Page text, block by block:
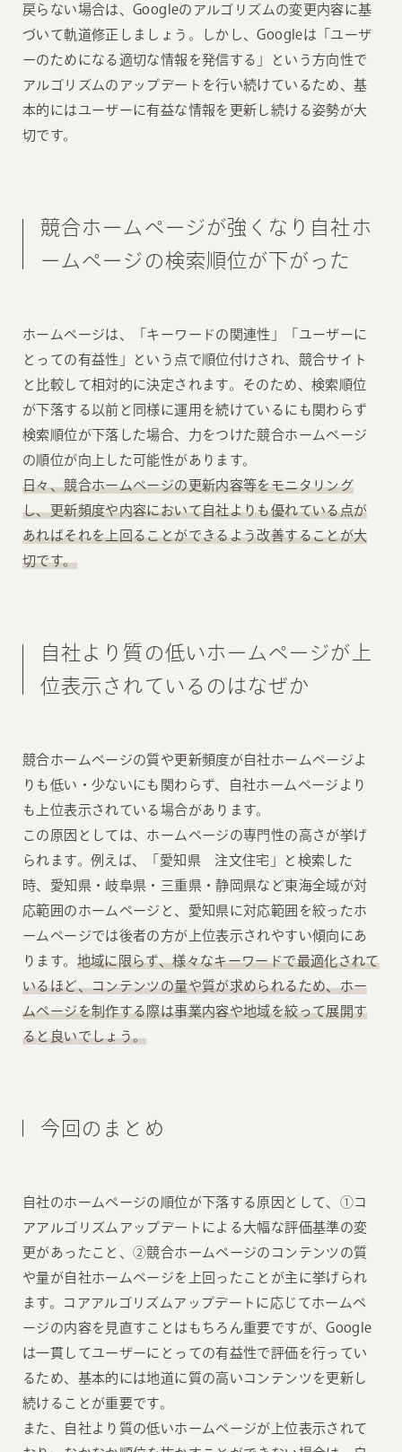
戻らない場合は、Googleのアルゴリズムの変更内容に基
づいて軌道修正しましょう。しかし、Googleは「ユーザ
ーのためになる適切な情報を発信する」という方向性で
アルゴリズムのアップデートを行い続けているため、基
本的にはユーザーに有益な情報を更新し続ける姿勢が大
切です。
競合ホームページが強くなり自社ホ
ームページの検索順位が下がった
ホームページは、「キーワードの関連性」「ユーザーに
とっての有益性」という点で順位付けされ、競合サイト
と比較して相対的に決定されます。そのため、検索順位
が下落する以前と同様に運用を続けているにも関わらず
検索順位が下落した場合、力をつけた競合ホームページ
の順位が向上した可能性があります。
日々、競合ホームページの更新内容等をモニタリング
し、更新頻度や内容において自社よりも優れている点が
あればそれを上回ることができるよう改善することが大
切です。
自社より質の低いホームページが上
位表示されているのはなぜか
競合ホームページの質や更新頻度が自社ホームページよ
りも低い・少ないにも関わらず、自社ホームページより
も上位表示されている場合があります。
この原因としては、ホームページの専門性の高さが挙げ
られます。例えば、「愛知県 注文住宅」と検索した
時、愛知県・岐阜県・三重県・静岡県など東海全域が対
応範囲のホームページと、愛知県に対応範囲を絞ったホ
ームページでは後者の方が上位表示されやすい傾向にあ
ります。 地域に限らず、様々なキーワードで最適化されて
いるほど、コンテンツの量や質が求められるため、ホー
ムページを制作する際は事業内容や地域を絞って展開す
ると良いでしょう。
今回のまとめ
自社のホームページの順位が下落する原因として、①コ
アアルゴリズムアップデートによる大幅な評価基準の変
更があったこと、②競合ホームページのコンテンツの質
や量が自社ホームページを上回ったことが主に挙げられ
ます。コアアルゴリズムアップデートに応じてホームペ
ージの内容を見直すことはもちろん重要ですが、Google
は一貫してユーザーにとっての有益性で評価を行ってい
るため、基本的には地道に質の高いコンテンツを更新し
続けることが重要です。
また、自社より質の低いホームページが上位表示されて